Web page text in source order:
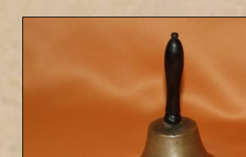
Handyhülle für
16 Pro inkl.
Allerlei